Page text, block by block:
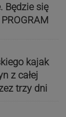
Będzie się
kajak
z całej
trzy dni